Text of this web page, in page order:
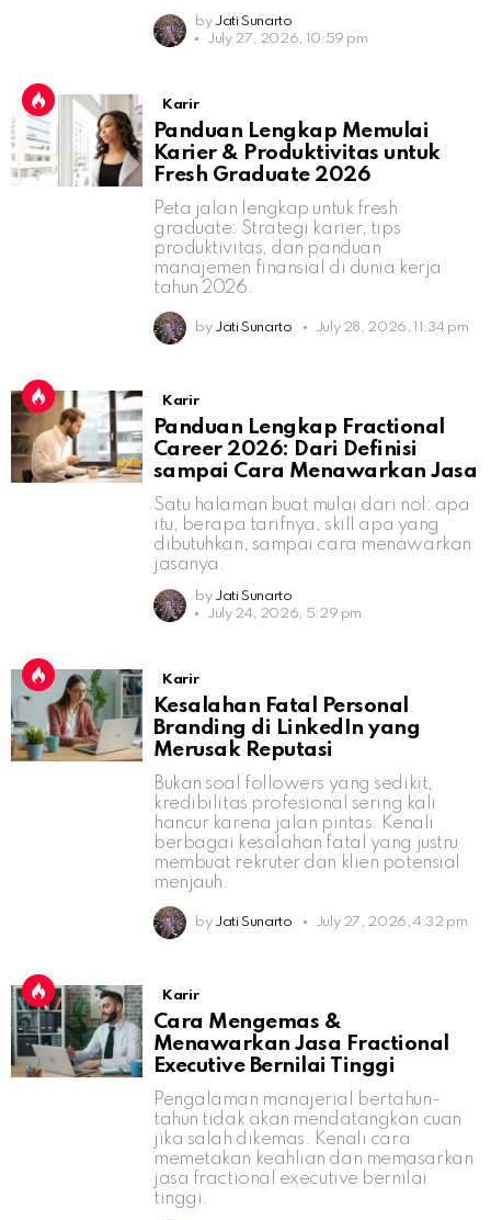
by Jati Sunarto
July 27, 2026, 10:59 pm
Karir
Panduan Lengkap Memulai
Karier & Produktivitas untuk
Fresh Graduate 2026
Peta jalan lengkap untuk fresh
graduate: Strategi karier, tips
produktivitas, dan panduan
manajemen finansial di dunia kerja
tahun 2026.
by Jati Sunarto July 28, 2026, 11:34 pm
Karir
Panduan Lengkap Fractional
Career 2026: Dari Definisi
sampai Cara Menawarkan Jasa
Satu halaman buat mulai dari nol: apa
itu, berapa tarifnya, skill apa yang
dibutuhkan, sampai cara menawarkan
jasanya.
by Jati Sunarto
July 24, 2026, 5:29 pm
Karir
Kesalahan Fatal Personal
Branding di LinkedIn yang
Merusak Reputasi
Bukan soal followers yang sedikit,
kredibilitas profesional sering kali
hancur karena jalan pintas. Kenali
berbagai kesalahan fatal yang justru
membuat rekruter dan klien potensial
menjauh.
by Jati Sunarto July 27, 2026, 4:32 pm
Karir
Cara Mengemas &
Menawarkan Jasa Fractional
Executive Bernilai Tinggi
Pengalaman manajerial bertahun-
tahun tidak akan mendatangkan cuan
jika salah dikemas. Kenali cara
memetakan keahlian dan memasarkan
jasa fractional executive bernilai
tinggi.